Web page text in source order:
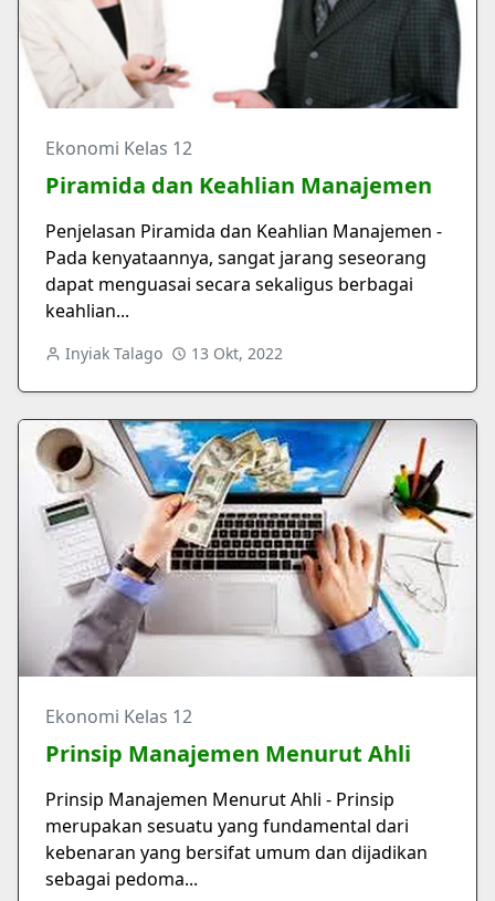
Ekonomi Kelas 12
Piramida dan Keahlian Manajemen
Penjelasan Piramida dan Keahlian Manajemen -
Pada kenyataannya, sangat jarang seseorang
dapat menguasai secara sekaligus berbagai
keahlian...
Inyiak Talago 13 Okt, 2022
Ekonomi Kelas 12
Prinsip Manajemen Menurut Ahli
Prinsip Manajemen Menurut Ahli - Prinsip
merupakan sesuatu yang fundamental dari
kebenaran yang bersifat umum dan dijadikan
sebagai pedoma...